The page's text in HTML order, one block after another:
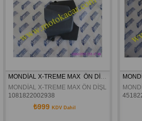
MONDİAL X-TREME MAX  ÖN DİŞLİ KAPAĞI SİYAH ORJİNAL
MONDİAL X-TREME MAX ÖN DİŞLİ KAPAĞI
1081822002938
₺999 KDV Dahil